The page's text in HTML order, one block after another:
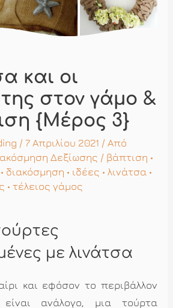
και οι
στον γάμο &
{Μέρος 3}
/ 7 Απριλίου 2021 / Από
Δεξίωσης / βάπτιση •
• διακόσμηση • ιδέες •λινάτσα •
•τέλειος γάμος
με λινάτσα
και εφόσον το περιβάλλον
ανάλογο, μια τούρτα